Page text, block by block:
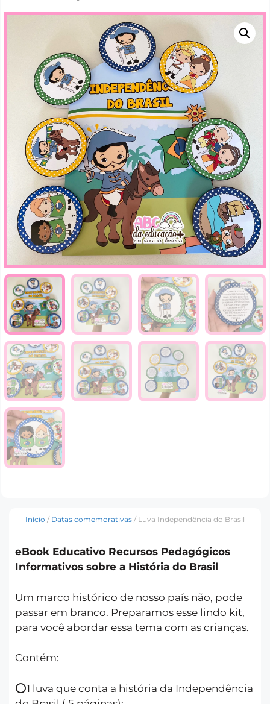
Início / Datas comemorativas / Luva Independência do Brasil
eBook Educativo Recursos Pedagógicos
Informativos sobre a História do Brasil
Um marco histórico de nosso país não, pode
passar em branco. Preparamos esse lindo kit,
para você abordar essa tema com as crianças.
Contém:
⭕️1 luva que conta a história da Independência